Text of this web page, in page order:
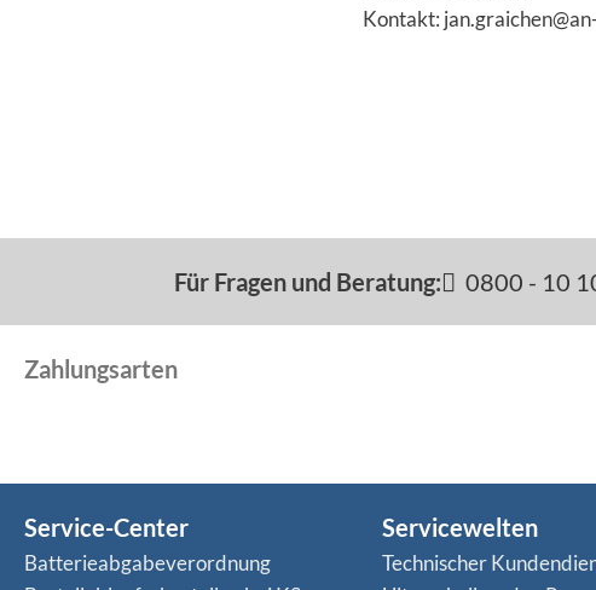
Kontakt:
Für Fragen und Beratung: 0800 - 10
Zahlungsarten
Service-Center
Batterieabgabeverordnung
Servicewelten
Technischer